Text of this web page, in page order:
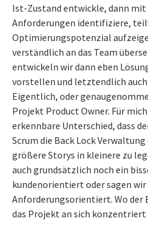
Ist-Zustand entwickle, dann mit
Anforderungen identifiziere,
Optimierungspotenzial aufzeige
verständlich an das Team
entwickeln wir dann eben
vorstellen und letztendlich
Eigentlich, oder
Projekt Product Owner. Für
erkennbare Unterschied, dass
Scrum die Back Lock
größere Storys in kleinere zu
auch grundsätzlich noch ein
kundenorientiert oder sagen wir
Anforderungsorientiert. Wo der
das Projekt an sich konzentriert